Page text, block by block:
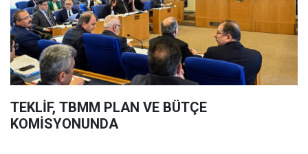
TEKLİF, TBMM PLAN VE BÜTÇE
KOMİSYONUNDA